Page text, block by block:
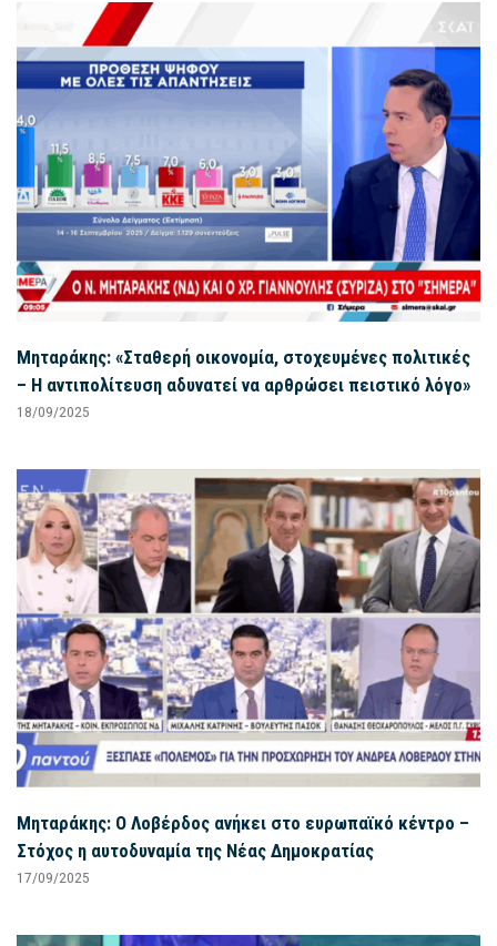
Μηταράκης: «Σταθερή οικονομία, στοχευμένες πολιτικές
– Η αντιπολίτευση αδυνατεί να αρθρώσει πειστικό λόγο»
18/09/2025
Μηταράκης: Ο Λοβέρδος ανήκει στο ευρωπαϊκό κέντρο –
Στόχος η αυτοδυναμία της Νέας Δημοκρατίας
17/09/2025